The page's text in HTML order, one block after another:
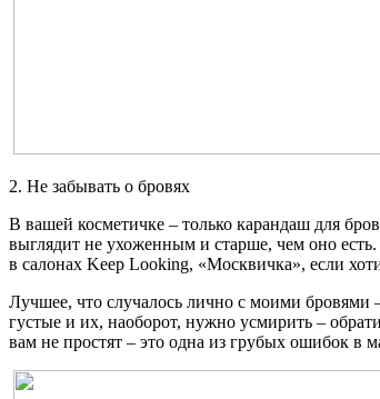
2. Не забывать о бровях
В вашей косметичке – только карандаш для
выглядит не ухоженным и старше, чем оно
в салонах Keep Looking, «Москвичка», если
Лучшее, что случалось лично с моими бровями
густые и их, наоборот, нужно усмирить –
вам не простят – это одна из грубых ошибок в